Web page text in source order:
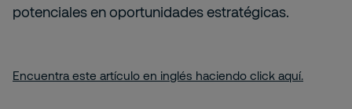
potenciales en oportunidades estratégicas.
Encuentra este artículo en inglés haciendo click aquí.